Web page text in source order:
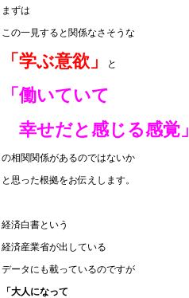
まずは
この一見すると関係なさそうな
「学ぶ意欲」 と
「働いていて
幸せだと感じる感覚」
の相関関係があるのではないか
と思った根拠をお伝えします。
経済白書という
経済産業省が出している
データにも載っているのですが
「大人になって